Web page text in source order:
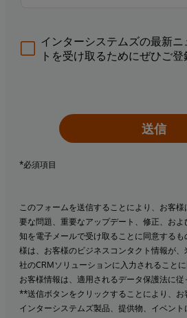
インターシステムズの最新
トを受け取るためにぜひご
送信
*必須項目
このフォームを送信することにより、お客
要な問題、重要なアップデート、修正、お
知を電子メールで受け取ることに同意する
様は、お客様のビジネスコンタクト情報が
社のCRMソリューションに入力されることに
お客様情報は、適用されるデータ保護法に従
**送信ボタンをクリックすることにより、
インターシステムズ製品、提供物、イベント